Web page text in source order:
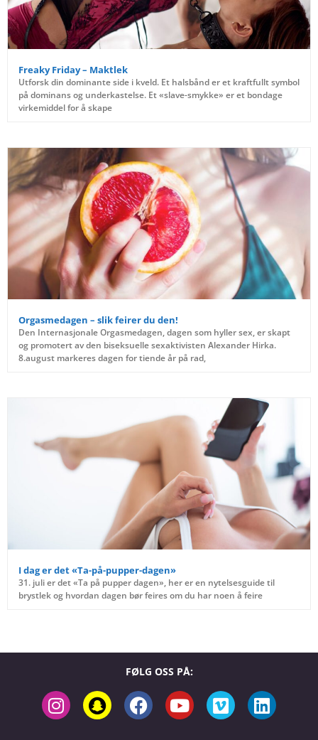
Freaky Friday – Maktlek
Utforsk din dominante side i kveld. Et halsbånd er et kraftfullt symbol
på dominans og underkastelse. Et «slave-smykke» er et bondage
virkemiddel for å skape
Orgasmedagen – slik feirer du den!
Den Internasjonale Orgasmedagen, dagen som hyller sex, er skapt
og promotert av den biseksuelle sexaktivisten Alexander Hirka.
8.august markeres dagen for tiende år på rad,
I dag er det «Ta-på-pupper-dagen»
31. juli er det «Ta på pupper dagen», her er en nytelsesguide til
brystlek og hvordan dagen bør feires om du har noen å feire
FØLG OSS PÅ: